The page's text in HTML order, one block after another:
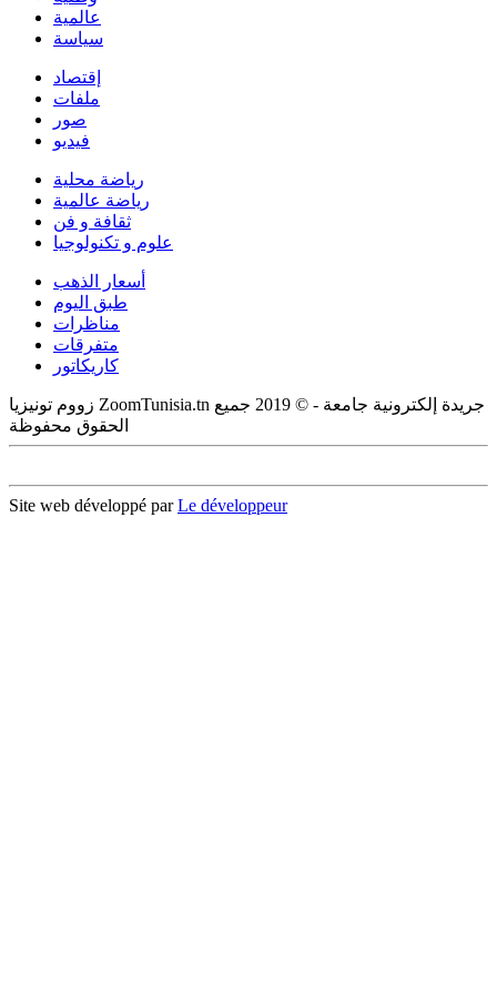
عالمية
سياسة
إقتصاد
ملفات
صور
فيديو
رياضة محلية
رياضة عالمية
ثقافة و فن
علوم و تكنولوجيا
أسعار الذهب
طبق اليوم
مناظرات
متفرقات
كاريكاتور
زووم تونيزيا ZoomTunisia.tn جريدة إلكترونية جامعة - © 2019 جميع
الحقوق محفوظة
Site web développé parLe développeur